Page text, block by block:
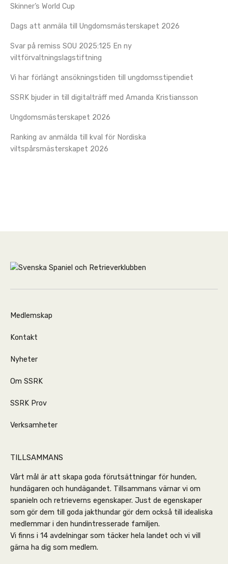
Skinner’s World Cup
Dags att anmäla till Ungdomsmästerskapet 2026
Svar på remiss SOU 2025:125 En ny
viltförvaltningslagstiftning
Vi har förlängt ansökningstiden till ungdomsstipendiet
SSRK bjuder in till digitalträff med Amanda Kristiansson
Ungdomsmästerskapet 2026
Ranking av anmälda till kval för Nordiska
viltspårsmästerskapet 2026
Medlemskap
Kontakt
Nyheter
Om SSRK
SSRK Prov
Verksamheter
TILLSAMMANS
Vårt mål är att skapa goda förutsättningar för hunden,
hundägaren och hundägandet. Tillsammans värnar vi om
spanieln och retrieverns egenskaper. Just de egenskaper
som gör dem till goda jakthundar gör dem också till idealiska
medlemmar i den hundintresserade familjen.
Vi finns i 14 avdelningar som täcker hela landet och vi vill
gärna ha dig som medlem.